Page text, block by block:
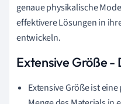
genaue physikalische
effektivere Lösungen in
entwickeln.
Extensive Größe -
Extensive Größe ist